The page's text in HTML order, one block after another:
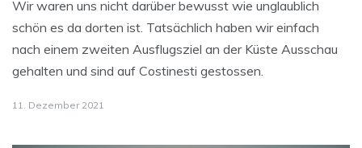
Wir waren uns nicht darüber bewusst wie unglaublich
schön es da dorten ist. Tatsächlich haben wir einfach
nach einem zweiten Ausflugsziel an der Küste Ausschau
gehalten und sind auf Costinesti gestossen.
11. Dezember 2021